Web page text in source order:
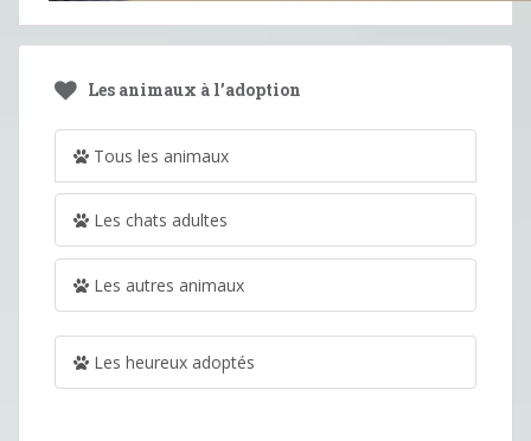
Les animaux à l’adoption
Tous les animaux
Les chats adultes
Les autres animaux
Les heureux adoptés